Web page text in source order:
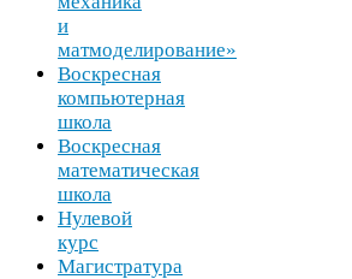
и
матмоделирование»
Воскресная
компьютерная
школа
Воскресная
математическая
школа
Нулевой
курс
Магистратура